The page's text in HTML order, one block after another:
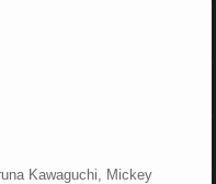
Kawaguchi, Mickey